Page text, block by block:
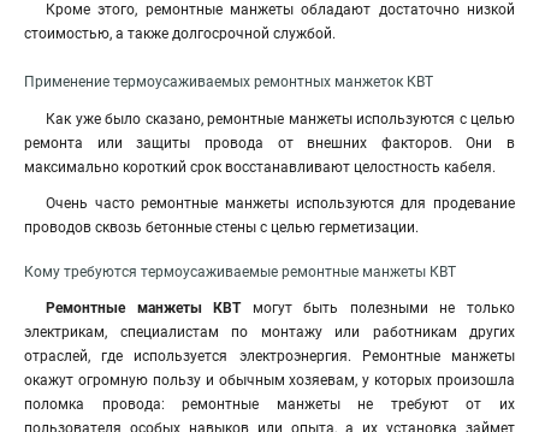
Кроме этого, ремонтные манжеты обладают достаточно низкой
стоимостью, а также долгосрочной службой.
Применение термоусаживаемых ремонтных манжеток КВТ
Как уже было сказано, ремонтные манжеты используются с целью
ремонта или защиты провода от внешних факторов. Они в
максимально короткий срок восстанавливают целостность кабеля.
Очень часто ремонтные манжеты используются для продевание
проводов сквозь бетонные стены с целью герметизации.
Кому требуются термоусаживаемые ремонтные манжеты КВТ
Ремонтные манжеты КВТ могут быть полезными не только
электрикам, специалистам по монтажу или работникам других
отраслей, где используется электроэнергия. Ремонтные манжеты
окажут огромную пользу и обычным хозяевам, у которых произошла
поломка провода: ремонтные манжеты не требуют от их
пользователя особых навыков или опыта, а их установка займет